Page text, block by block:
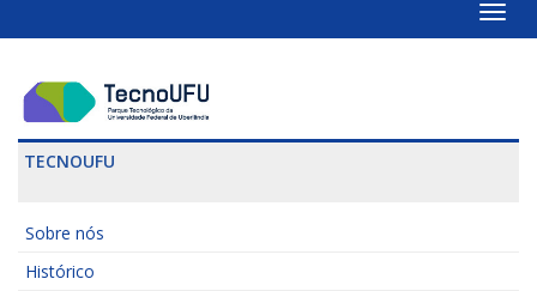
Toggle
TECNOUFU
Sobre nós
Histórico